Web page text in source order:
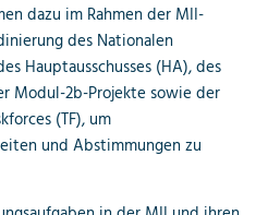
dazu im Rahmen der MII-
des Nationalen
Hauptausschusses (HA), des
Modul-2b-Projekte sowie der
(TF), um
und Abstimmungen zu